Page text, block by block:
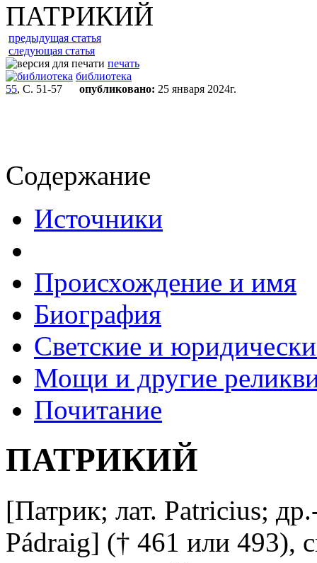
ПАТРИКИЙ
предыдущая статья
следующая статья
печать
библиотека
55, С. 51-57 опубликовано: 25 января 2024г.
Содержание
Источники
Происхождение и имя
Биография
Светские и
Мощи и другие
Почитание
ПАТРИКИЙ
[Патрик; лат. Patricius;
Pádraig] († 461 или 493),